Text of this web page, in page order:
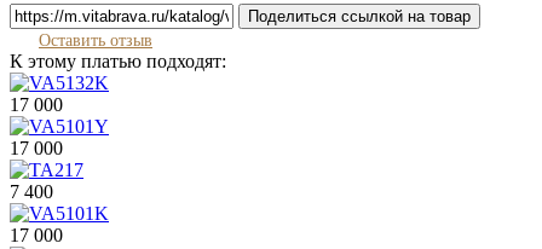
Поделиться ссылкой на товар
Оставить отзыв
К этому платью подходят:
17 000
17 000
7 400
17 000